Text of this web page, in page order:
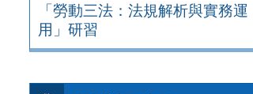
「勞動三法：法規解析與實務運
用」研習